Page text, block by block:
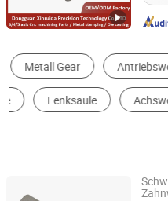
Digitale Werkzeugmaschine
Heißdruck
Ningbo Hanyee Metal